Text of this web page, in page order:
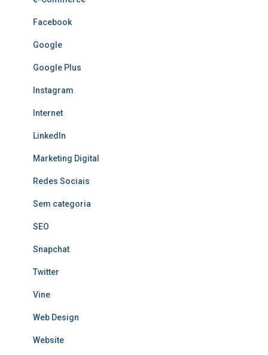
Facebook
Google
Google Plus
Instagram
Internet
LinkedIn
Marketing Digital
Redes Sociais
Sem categoria
SEO
Snapchat
Twitter
Vine
Web Design
Website